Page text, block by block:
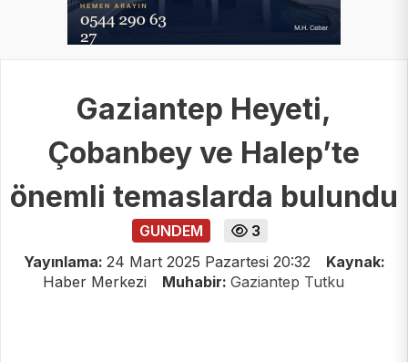
Gaziantep Heyeti,
Çobanbey ve Halep’te
önemli temaslarda bulundu
GUNDEM
3
Yayınlama: 24 Mart 2025 Pazartesi 20:32
Kaynak:
Haber Merkezi
Muhabir: Gaziantep Tutku